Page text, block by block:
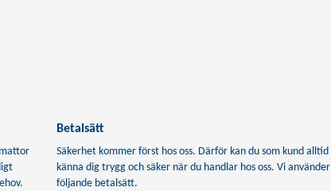
Betalsätt
Säkerhet kommer först hos oss. Därför kan du som kund alltid
känna dig trygg och säker när du handlar hos oss. Vi använder
följande betalsätt.